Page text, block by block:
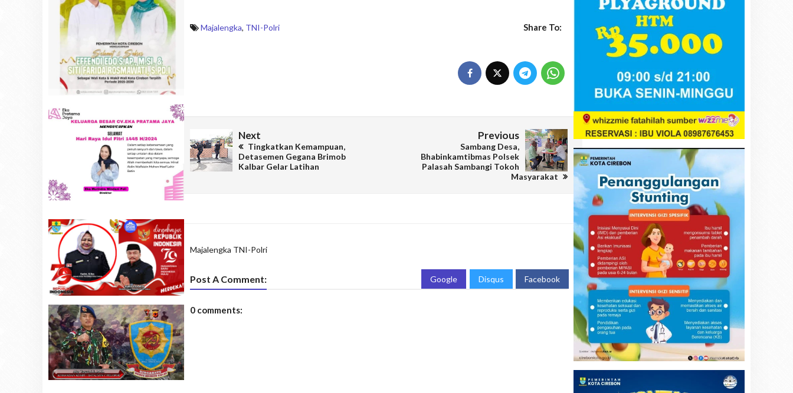
Majalengka, TNI-Polri Share To:
Next
Tingkatkan Kemampuan,
Detasemen Gegana Brimob
Kalbar Gelar Latihan
Previous
Sambang Desa,
Bhabinkamtibmas Polsek
Palasah Sambangi Tokoh
Masyarakat
Majalengka TNI-Polri
Post A Comment: Google Disqus Facebook
0 comments: